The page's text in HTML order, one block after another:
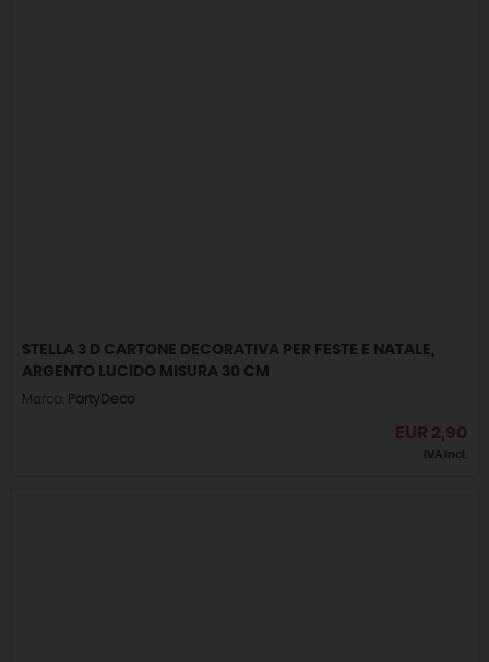
STELLA 3 D CARTONE DECORATIVA PER FESTE E NATALE,
ARGENTO LUCIDO MISURA 30 CM
Marca: PartyDeco
EUR 2,90
IVA incl.